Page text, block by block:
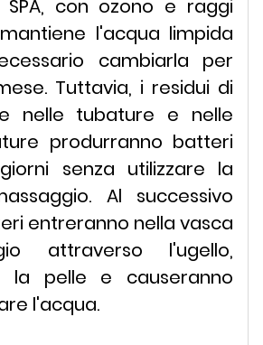
SPA, con ozono e raggi
l'acqua limpida
cambiarla per
Tuttavia, i residui di
nelle tubature e nelle
produrranno batteri
senza utilizzare la
Al successivo
entreranno nella vasca
attraverso l'ugello,
la pelle e causeranno
l'acqua.